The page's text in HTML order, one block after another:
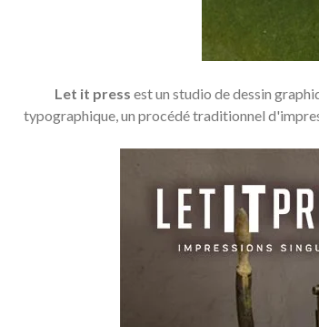
Let it press est un studio de dessin
typographique, un procédé traditionnel